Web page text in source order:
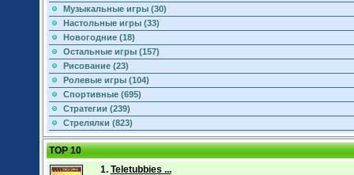
Музыкальные игры (30)
Настольные игры (33)
Новогодние (18)
Остальные игры (157)
Рисование (23)
Ролевые игры (104)
Спортивные (695)
Стратегии (239)
Стрелялки (823)
TOP 10
1. Teletubbies ...